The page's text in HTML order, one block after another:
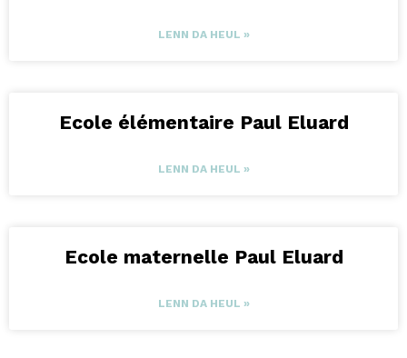
LENN DA HEUL »
Ecole élémentaire Paul Eluard
LENN DA HEUL »
Ecole maternelle Paul Eluard
LENN DA HEUL »